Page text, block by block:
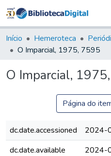
&
Início Hemeroteca
O Imparcial, 1975, 7595
O Imparcial,
Página do
dc.date.accessioned
2024-
dc.date.available
2024-